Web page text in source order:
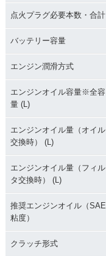
点火プラグ必要本数・合計
バッテリー容量
エンジン潤滑方式
エンジンオイル容量※全容
量 (L)
エンジンオイル量（オイル
交換時） (L)
エンジンオイル量（フィル
タ交換時） (L)
推奨エンジンオイル（SAE
粘度）
クラッチ形式